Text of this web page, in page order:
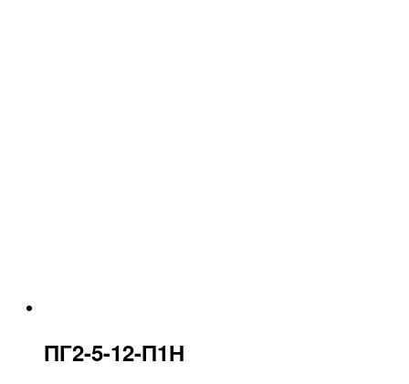
ПГ2-5-12-П1Н